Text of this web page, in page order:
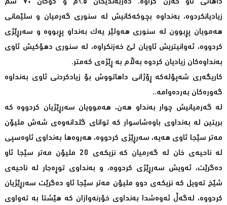
زیادیانکردوە، بەنداوە بچوکەکانیش لە سنوری گەرمیان و سلێمانی
هەمویان پڕبوون لە سنوری هەولێر یەک بەنداو پڕبووە و سەرڕێژی
کردووه‌، ئەوانیتریش ئاویان لێ خەزنکراوە، لە سنوری دهۆکیش ئاوی
بەنداوەکان زیادیان کردوە بەڵام بە ڕێژەی کەمتر.
کاریگەری شەپۆلەکە ڕۆژانی داهاتووش بۆ زیادکردنی ئاوی بەنداوە
گەورەکان بەردەوامە..
له‌ گه‌رمیانیش چوار به‌نداو هه‌ن، هه‌موویان سه‌رڕێژیان كردووه‌ كه‌
بریتین له‌ به‌نداوی باوه‌شاسوار كه‌ توانای گلدانه‌وه‌ی شه‌ش ملیۆن
مه‌تر سێجا ئاوی هه‌یه‌، سه‌رڕێژی كردووه‌، هه‌روه‌ها به‌نداوی ئاوه‌سپی
له‌ ناحیه‌ی خان له‌ گه‌رمیان كه‌ نزیكه‌ی 20 ملیۆن مه‌تر سێجا ئاو
ده‌گرێت، ئه‌ویش سه‌رڕێژی كردووه‌، و به‌نداوی توڕه‌جار له‌ ناحیه‌ی
شێخ ته‌ویل كه‌ نزیكه‌ی دوو ملیۆن مه‌تر سێجا ئاو ده‌گرێت سه‌رڕێژیان
كردووه‌، له‌گه‌ڵ ئه‌وه‌شدا به‌نداوی خۆرنه‌وازان كه‌ هێشتا به‌ ته‌واوی